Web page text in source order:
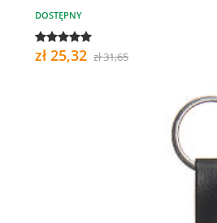
DOSTĘPNY
zł 25,32 zł 31,65